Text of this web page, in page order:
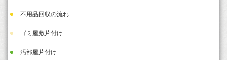
不用品回収の流れ
ゴミ屋敷片付け
汚部屋片付け